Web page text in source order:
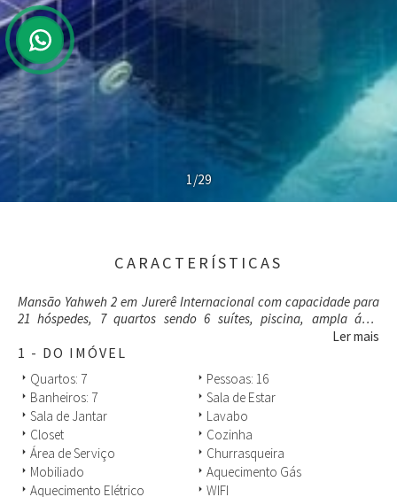
1/29
CARACTERÍSTICAS
Mansão Yahweh 2 em Jurerê Internacional com capacidade para
21 hóspedes, 7 quartos sendo 6 suítes, piscina, ampla área
gourmet, a apenas 2 minutos de caminhada da famosa e
recentemente alargada praia.
Possui cozinha integrada a sala de jantar e estar, ambas com
vista da piscina e da área externa.
A área gourmet dispõe de aquecedor à gás, proporcionando um
ambiente de lazer mesmo quando o sol não aparecer ou a
temperatura cair.
O espaço
Ler mais
1 - DO IMÓVEL
arrow_right Quartos: 7 arrow_right Pessoas: 16
arrow_right Banheiros: 7 arrow_right Sala de Estar
arrow_right Sala de Jantar arrow_right Lavabo
arrow_right Closet arrow_right Cozinha
arrow_right Área de Serviço arrow_right Churrasqueira
arrow_right Mobiliado arrow_right Aquecimento Gás
arrow_right Aquecimento Elétrico arrow_right WIFI